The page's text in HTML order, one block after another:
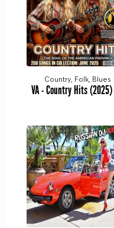
Country, Folk, Blues